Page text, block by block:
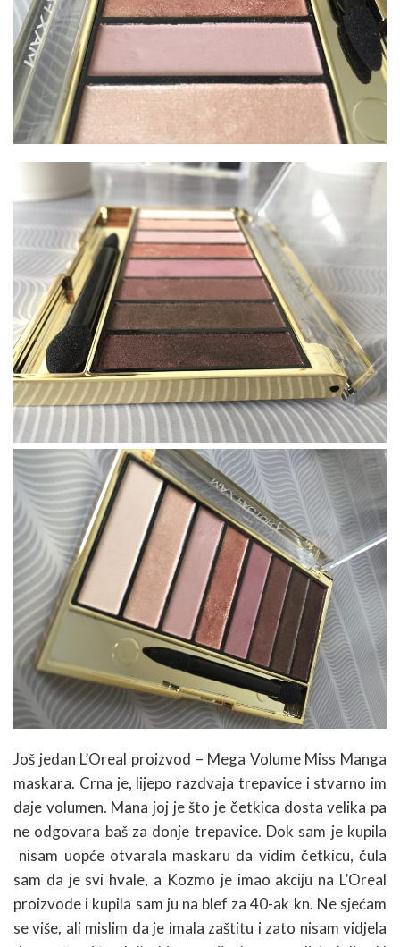
Još jedan L’Oreal proizvod – Mega Volume Miss Manga
maskara. Crna je, lijepo razdvaja trepavice i stvarno im
daje volumen. Mana joj je što je četkica dosta velika pa
ne odgovara baš za donje trepavice. Dok sam je kupila
nisam uopće otvarala maskaru da vidim četkicu, čula
sam da je svi hvale, a Kozmo je imao akciju na L’Oreal
proizvode i kupila sam ju na blef za 40-ak kn. Ne sjećam
se više, ali mislim da je imala zaštitu i zato nisam vidjela